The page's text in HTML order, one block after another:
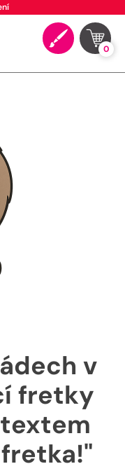
0
v
fretky